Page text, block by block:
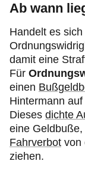
Ab wann
Handelt es
damit eine
Für
einen
Hintermann
Dieses dichte
eine Geldbuße,
Fahrverbot von
ziehen.